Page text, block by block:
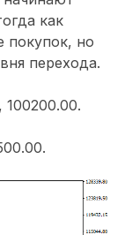
как
покупок, но
перехода.